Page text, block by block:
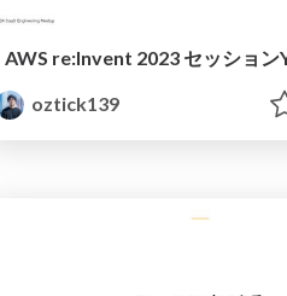
oztick139